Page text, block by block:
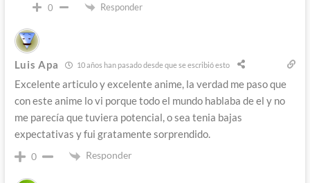
0 Responder
Luis Apa 10 años han pasado desde que se escribió esto
Excelente articulo y excelente anime, la verdad me paso que
con este anime lo vi porque todo el mundo hablaba de el y no
me parecía que tuviera potencial, o sea tenia bajas
expectativas y fui gratamente sorprendido.
0 Responder